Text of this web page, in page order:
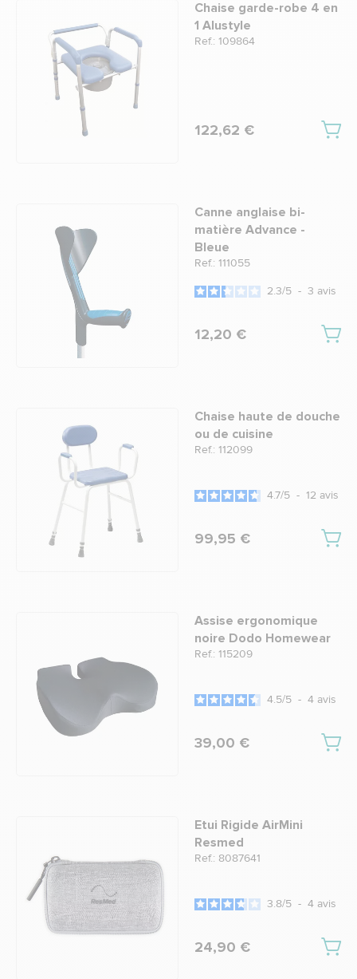
Chaise garde-robe 4 en
1 Alustyle
Ref.: 109864
122,62 €
Canne anglaise bi-
matière Advance -
Bleue
Ref.: 111055
2.3/5 - 3 avis
12,20 €
Chaise haute de douche
ou de cuisine
Ref.: 112099
4.7/5 - 12 avis
99,95 €
Assise ergonomique
noire Dodo Homewear
Ref.: 115209
4.5/5 - 4 avis
39,00 €
Etui Rigide AirMini
Resmed
Ref.: 8087641
3.8/5 - 4 avis
24,90 €